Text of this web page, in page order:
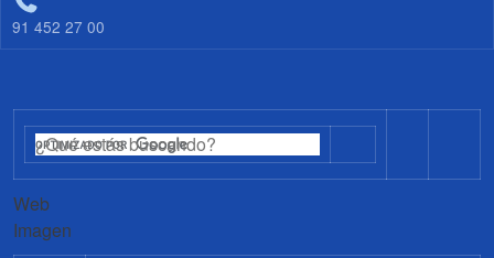
91 452 27 00
Web
Imagen